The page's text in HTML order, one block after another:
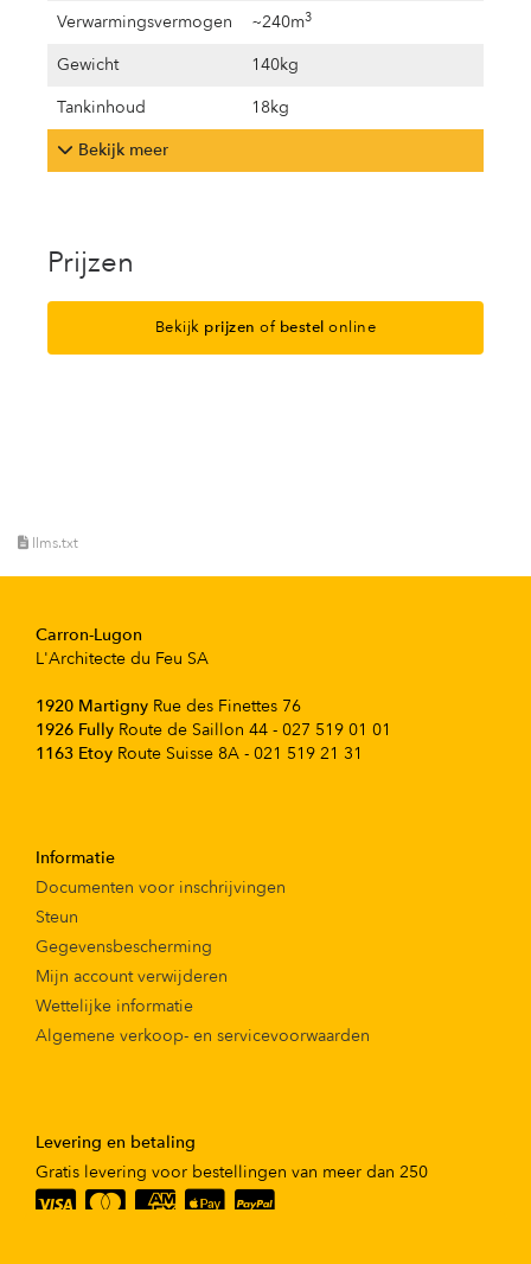
Verwarmingsvermogen
~240m3
Gewicht
140kg
Tankinhoud
18kg
Bekijk meer
Prijzen
Bekijk prijzen of bestel online
llms.txt
Carron-Lugon
L'Architecte du Feu SA
1920 Martigny Rue des Finettes 76
1926 Fully Route de Saillon 44 - 027 519 01 01
1163 Etoy Route Suisse 8A - 021 519 21 31
Informatie
Documenten voor inschrijvingen
Steun
Gegevensbescherming
Mijn account verwijderen
Wettelijke informatie
Algemene verkoop- en servicevoorwaarden
Levering en betaling
Gratis levering voor bestellingen van meer dan 250